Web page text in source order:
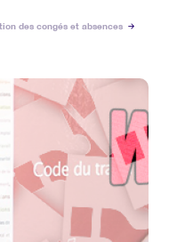
des congés et absences